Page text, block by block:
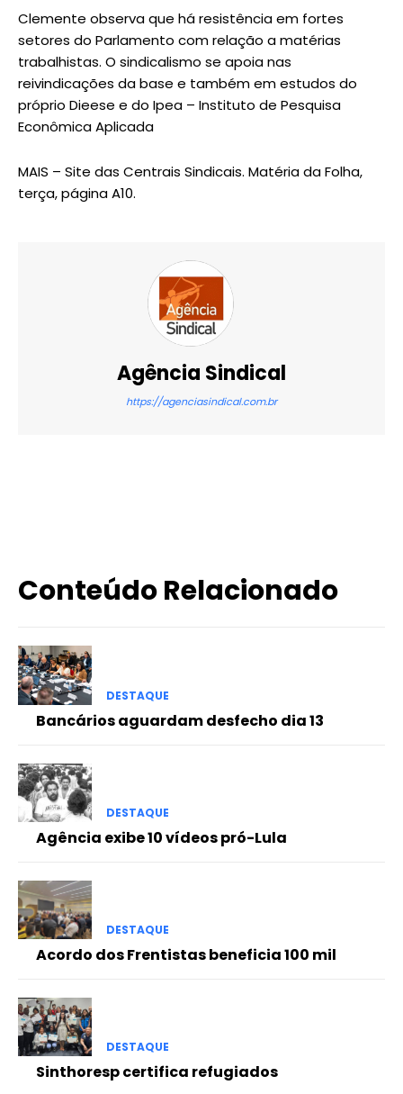
Clemente observa que há resistência em fortes
setores do Parlamento com relação a matérias
trabalhistas. O sindicalismo se apoia nas
reivindicações da base e também em estudos do
próprio Dieese e do Ipea – Instituto de Pesquisa
Econômica Aplicada
MAIS – Site das Centrais Sindicais. Matéria da Folha,
terça, página A10.
Agência Sindical
https://agenciasindical.com.br
Conteúdo Relacionado
DESTAQUE
Bancários aguardam desfecho dia 13
DESTAQUE
Agência exibe 10 vídeos pró-Lula
DESTAQUE
Acordo dos Frentistas beneficia 100 mil
DESTAQUE
Sinthoresp certifica refugiados